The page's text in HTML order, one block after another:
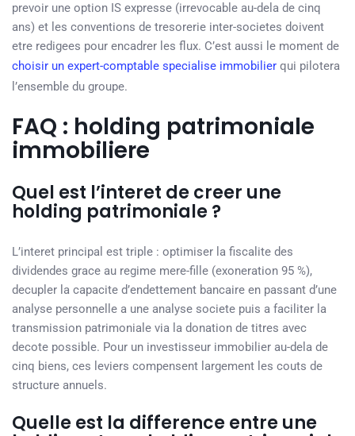
prevoir une option IS expresse (irrevocable au-dela de cinq
ans) et les conventions de tresorerie inter-societes doivent
etre redigees pour encadrer les flux. C’est aussi le moment de
choisir un expert-comptable specialise immobilier qui pilotera
l’ensemble du groupe.
FAQ : holding patrimoniale
immobiliere
Quel est l’interet de creer une
holding patrimoniale ?
L’interet principal est triple : optimiser la fiscalite des
dividendes grace au regime mere-fille (exoneration 95 %),
decupler la capacite d’endettement bancaire en passant d’une
analyse personnelle a une analyse societe puis a faciliter la
transmission patrimoniale via la donation de titres avec
decote possible. Pour un investisseur immobilier au-dela de
cinq biens, ces leviers compensent largement les couts de
structure annuels.
Quelle est la difference entre une